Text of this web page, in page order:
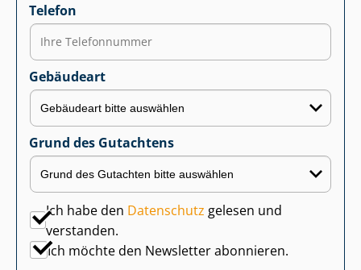
Telefon
Gebäudeart
Grund des Gutachtens
Ich habe den Datenschutz gelesen und
verstanden.
Ich möchte den Newsletter abonnieren.